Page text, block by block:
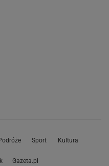
Sport Kultura
Gazeta.pl